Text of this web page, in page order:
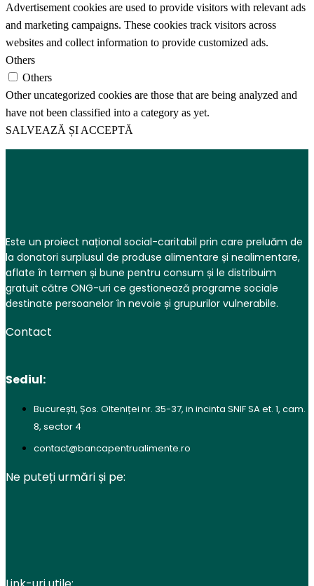
Advertisement cookies are used to provide visitors with relevant ads
and marketing campaigns. These cookies track visitors across
websites and collect information to provide customized ads.
Others
Others
Other uncategorized cookies are those that are being analyzed and
have not been classified into a category as yet.
SALVEAZĂ ȘI ACCEPTĂ
Este un proiect național social-caritabil prin care preluăm de
la donatori surplusul de produse alimentare și nealimentare,
aflate în termen și bune pentru consum și le distribuim
gratuit către ONG-uri ce gestionează programe sociale
destinate persoanelor în nevoie și grupurilor vulnerabile.
Contact
Sediul:
București, Șos. Olteniței nr. 35-37, in incinta SNIF SA et. 1, cam.
8, sector 4
contact@bancapentrualimente.ro
Ne puteți urmări și pe: